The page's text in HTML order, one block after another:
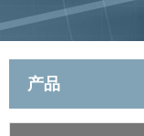
产品